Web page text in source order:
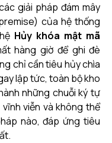
giải pháp đám mây
của hệ thống
Hủy khóa mật mã
hàng giờ để ghi đè
chỉ cần tiêu hủy chìa
lập tức, toàn bộ kho
những chuỗi ký tự
viễn và không thể
nào, đáp ứng tiêu